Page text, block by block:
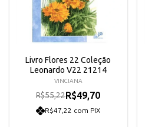
Livro Flores 22 Coleção
Leonardo V22 21214
VINCIANA
R$55,22R$49,70
R$47,22 com PIX